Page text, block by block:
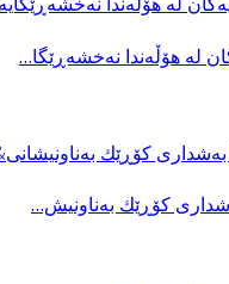
لە هۆڵەندا نەخشەڕێگا…